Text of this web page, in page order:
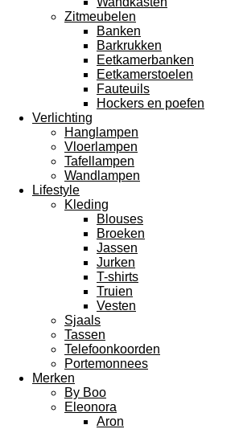
Zitmeubelen
Banken
Barkrukken
Eetkamerbanken
Eetkamerstoelen
Fauteuils
Hockers en poefen
Verlichting
Hanglampen
Vloerlampen
Tafellampen
Wandlampen
Lifestyle
Kleding
Blouses
Broeken
Jassen
Jurken
T-shirts
Truien
Vesten
Sjaals
Tassen
Telefoonkoorden
Portemonnees
Merken
By Boo
Eleonora
Aron